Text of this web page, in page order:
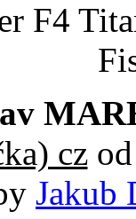
F4
czod
Jakub